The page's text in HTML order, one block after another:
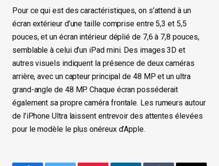
Pour ce qui est des caractéristiques, on s’attend à un
écran extérieur d’une taille comprise entre 5,3 et 5,5
pouces, et un écran intérieur déplié de 7,6 à 7,8 pouces,
semblable à celui d’un iPad mini. Des images 3D et
autres visuels indiquent la présence de deux caméras
arrière, avec un capteur principal de 48 MP et un ultra
grand-angle de 48 MP. Chaque écran posséderait
également sa propre caméra frontale. Les rumeurs autour
de l’iPhone Ultra laissent entrevoir des attentes élevées
pour le modèle le plus onéreux d’Apple.